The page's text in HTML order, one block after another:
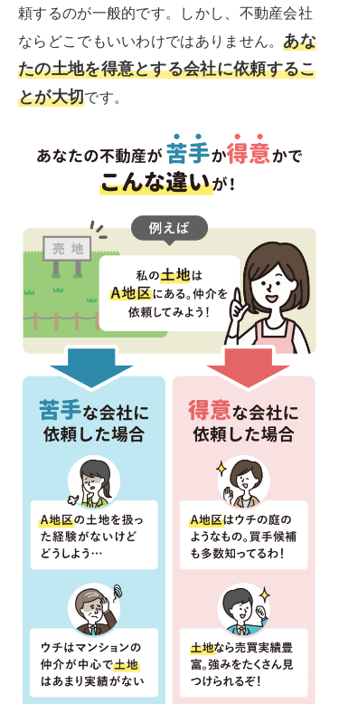
頼するのが一般的です。しかし、不動産会社
ならどこでもいいわけではありません。あな
たの土地を得意とする会社に依頼するこ
とが大切です。